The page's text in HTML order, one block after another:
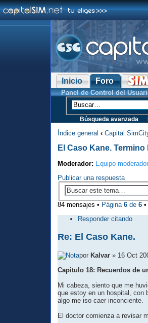
Inicio Foro
Panel de Control del
Búsqueda avanzada
Índice general ‹ Capital
El Caso Kane.
Moderador: Equipo
Publicar una respuesta
84 mensajes • Página6 de6 •
Responder citando
Re: El Caso Kane.
porKalvar » 16 Oct
Capitulo 18: Recuerdos de
Mi cabeza, siento que me
que estoy en un hospital, con
algo me iso caer inconciente.
El doctor comienza a revisar